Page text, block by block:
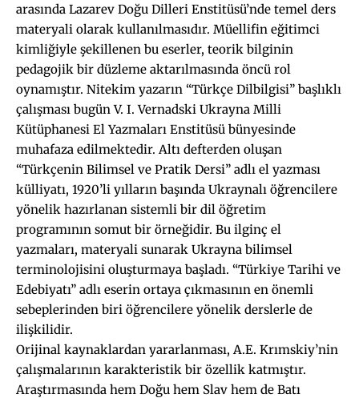
arasında Lazarev Doğu Dilleri Enstitüsü’nde temel ders
materyali olarak kullanılmasıdır. Müellifin eğitimci
kimliğiyle şekillenen bu eserler, teorik bilginin
pedagojik bir düzleme aktarılmasında öncü rol
oynamıştır. Nitekim yazarın “Türkçe Dilbilgisi” başlıklı
çalışması bugün V. I. Vernadski Ukrayna Milli
Kütüphanesi El Yazmaları Enstitüsü bünyesinde
muhafaza edilmektedir. Altı defterden oluşan
“Türkçenin Bilimsel ve Pratik Dersi” adlı el yazması
külliyatı, 1920’li yılların başında Ukraynalı öğrencilere
yönelik hazırlanan sistemli bir dil öğretim
programının somut bir örneğidir. Bu ilginç el
yazmaları, materyali sunarak Ukrayna bilimsel
terminolojisini oluşturmaya başladı. “Türkiye Tarihi ve
Edebiyatı” adlı eserin ortaya çıkmasının en önemli
sebeplerinden biri öğrencilere yönelik derslerle de
ilişkilidir.
Orijinal kaynaklardan yararlanması, A.E. Krımskiy’nin
çalışmalarının karakteristik bir özellik katmıştır.
Araştırmasında hem Doğu hem Slav hem de Batı